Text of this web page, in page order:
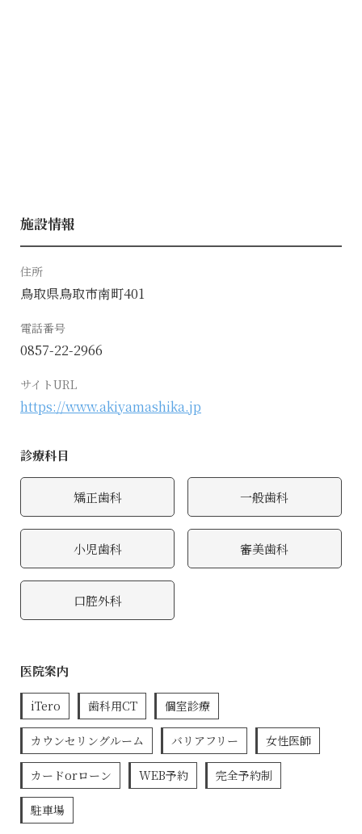
施設情報
住所
鳥取県鳥取市南町401
電話番号
0857-22-2966
サイトURL
https://www.akiyamashika.jp
診療科目
矯正歯科 一般歯科
小児歯科 審美歯科
口腔外科
医院案内
iTero 歯科用CT 個室診療
カウンセリングルーム バリアフリー 女性医師
カードorローン WEB予約 完全予約制
駐車場